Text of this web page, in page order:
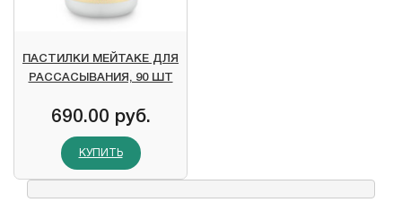
ПАСТИЛКИ МЕЙТАКЕ ДЛЯ
РАССАСЫВАНИЯ, 90 ШТ
690.00 руб.
КУПИТЬ